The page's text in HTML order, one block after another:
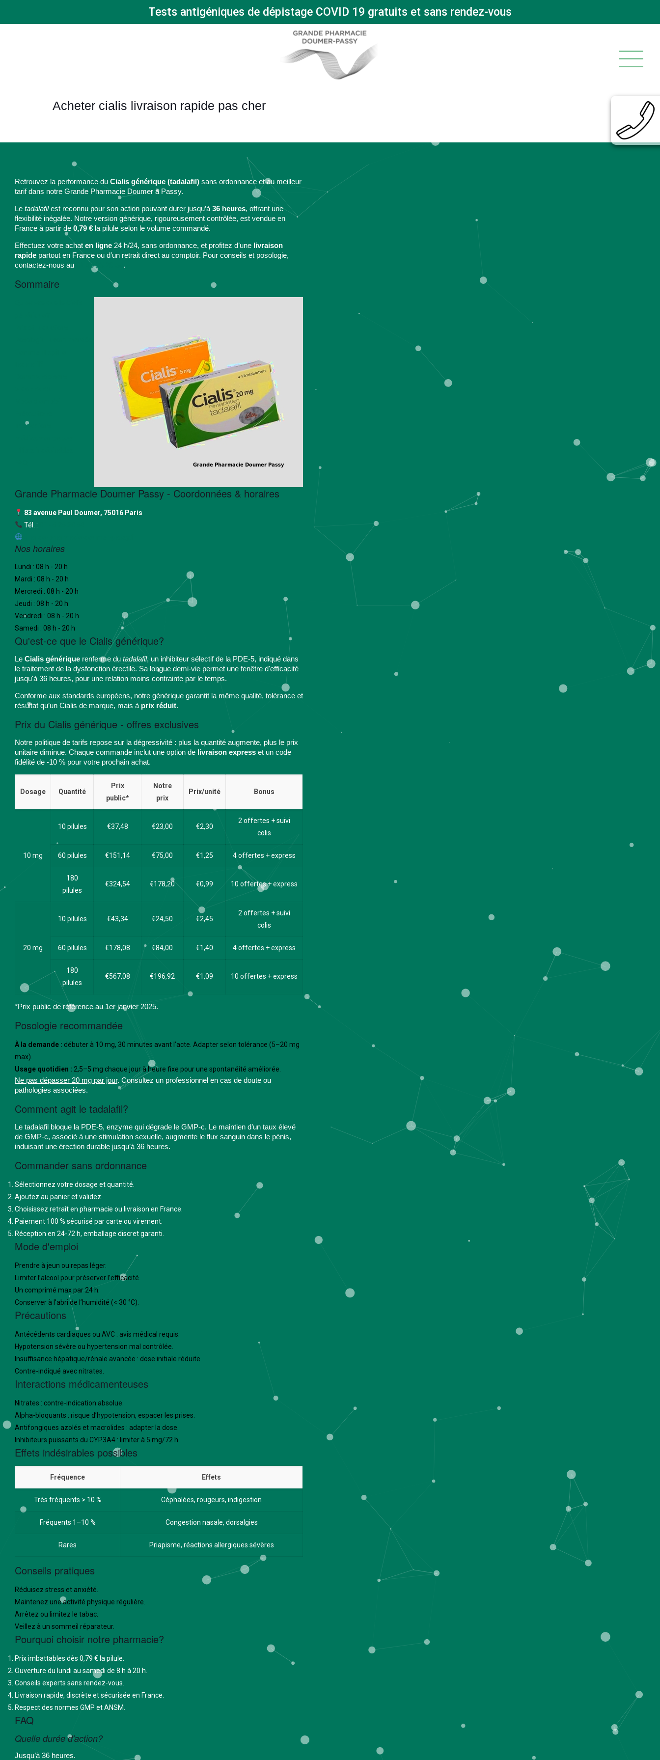
Tests antigéniques de dépistage COVID 19 gratuits et sans rendez-vous
Acheter cialis livraison rapide pas cher
Retrouvez la performance du Cialis générique (tadalafil) sans ordonnance et au meilleur
tarif dans notre Grande Pharmacie Doumer à Passy.
Le tadalafilest reconnu pour son action pouvant durer jusqu’à 36 heures, offrant une
flexibilité inégalée. Notre version générique, rigoureusement contrôlée, est vendue en
France à partir de 0,79 € la pilule selon le volume commandé.
Effectuez votre achat en ligne 24 h/24, sans ordonnance, et profitez d’une livraison
rapide partout en France ou d’un retrait direct au comptoir. Pour conseils et posologie,
contactez-nous au
01 45 25 20 54 .
Sommaire
Interactions
Grande Pharmacie Doumer Passy - Coordonnées & horaires
83 avenue Paul Doumer, 75016 Paris
Tél. :
Nos horaires
Lundi : 08 h - 20 h
Mardi : 08 h - 20 h
Mercredi : 08 h - 20 h
Jeudi : 08 h - 20 h
Vendredi : 08 h - 20 h
Samedi : 08 h - 20 h
Qu'est-ce que le Cialis générique?
Le Cialis générique renferme du tadalafil, un inhibiteur sélectif de la PDE-5, indiqué dans
le traitement de la dysfonction érectile. Sa longue demi-vie permet une fenêtre d'efficacité
jusqu'à 36 heures, pour une relation moins contrainte par le temps.
Conforme aux standards européens, notre générique garantit la même qualité, tolérance et
résultat qu’un Cialis de marque, mais à prix réduit.
Prix du Cialis générique - offres exclusives
Notre politique de tarifs repose sur la dégressivité : plus la quantité augmente, plus le prix
unitaire diminue. Chaque commande inclut une option de livraison express et un code
fidélité de -10 % pour votre prochain achat.
Dosage Quantité
Prix
public*
Notre
prix
Prix/unité Bonus
10 mg
10 pilules €37,48 €23,00 €2,30
2 offertes + suivi
colis
60 pilules €151,14 €75,00 €1,25 4 offertes + express
180
pilules
€324,54 €178,20 €0,99 10 offertes + express
20 mg
10 pilules €43,34 €24,50 €2,45
2 offertes + suivi
colis
60 pilules €178,08 €84,00 €1,40 4 offertes + express
180
pilules
€567,08 €196,92 €1,09 10 offertes + express
*Prix public de référence au 1er janvier 2025.
Posologie recommandée
À la demande : débuter à 10 mg, 30 minutes avant l’acte. Adapter selon tolérance (5–20 mg
max).
Usage quotidien : 2,5–5 mg chaque jour à heure fixe pour une spontanéité améliorée.
Ne pas dépasser 20 mg par jour. Consultez un professionnel en cas de doute ou
pathologies associées.
Comment agit le tadalafil?
Le tadalafil bloque la PDE-5, enzyme qui dégrade le GMP-c. Le maintien d’un taux élevé
de GMP-c, associé à une stimulation sexuelle, augmente le flux sanguin dans le pénis,
induisant une érection durable jusqu’à 36 heures.
Commander sans ordonnance
Sélectionnez votre dosage et quantité.
Ajoutez au panier et validez.
Choisissez retrait en pharmacie ou livraison en France.
Paiement 100 % sécurisé par carte ou vire­ment.
Réception en 24-72 h, emballage discret garanti.
Mode d'emploi
Prendre à jeun ou repas léger.
Limiter l’alcool pour préserver l’efficacité.
Un comprimé max par 24 h.
Conserver à l’abri de l’humidité (< 30 °C).
Précautions
Antécédents cardiaques ou AVC : avis médical requis.
Hypotension sévère ou hypertension mal contrôlée.
Insuffisance hépatique/rénale avancée : dose initiale réduite.
Contre-indiqué avec nitrates.
Interactions médicamenteuses
Nitrates : contre-indication absolue.
Alpha-bloquants : risque d’hypotension, espacer les prises.
Antifongiques azolés et macrolides : adapter la dose.
Inhibiteurs puissants du CYP3A4 : limiter à 5 mg/72 h.
Effets indésirables possibles
Fréquence Effets
Très fréquents > 10 % Céphalées, rougeurs, indigestion
Fréquents 1–10 % Congestion nasale, dorsalgies
Rares Priapisme, réactions allergiques sévères
Conseils pratiques
Réduisez stress et anxiété.
Maintenez une activité physique régulière.
Arrêtez ou limitez le tabac.
Veillez à un sommeil réparateur.
Pourquoi choisir notre pharmacie?
Prix imbattables dès 0,79 € la pilule.
Ouverture du lundi au samedi de 8 h à 20 h.
Conseils experts sans rendez-vous.
Livraison rapide, discrète et sécurisée en France.
Respect des normes GMP et ANSM.
FAQ
Quelle durée d'action?
Jusqu’à 36 heures.